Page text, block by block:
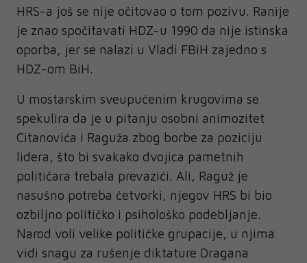
HRS-a još se nije očitovao o tom pozivu. Ranije
je znao spočitavati HDZ-u 1990 da nije istinska
oporba, jer se nalazi u Vladi FBiH zajedno s
HDZ-om BiH.
U mostarskim sveupućenim krugovima se
spekulira da je u pitanju osobni animozitet
Citanovića i Raguža zbog borbe za poziciju
lidera, što bi svakako dvojica pametnih
političara trebala prevazići. Ali, Raguž je
nasušno potreba četvorki, njegov HRS bi bio
ozbiljno političko i psihološko podebljanje.
Narod voli velike političke grupacije, u njima
vidi snagu za rušenje diktature Dragana